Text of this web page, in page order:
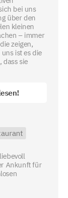
bei uns
über den
kleinen
– immer
zeigen,
ist es die
dass sie
Ankunft für